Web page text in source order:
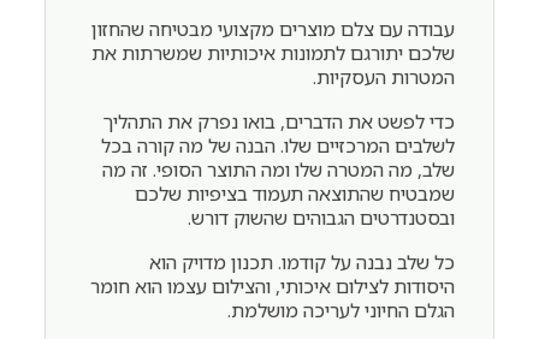
עבודה עם צלם מוצרים מקצועי מבטיחה שהחזון
שלכם יתורגם לתמונות איכותיות שמשרתות את
המטרות העסקיות.
כדי לפשט את הדברים, בואו נפרק את התהליך
לשלבים המרכזיים שלו. הבנה של מה קורה בכל
שלב, מה המטרה שלו ומה התוצר הסופי. זה מה
שמבטיח שהתוצאה תעמוד בציפיות שלכם
ובסטנדרטים הגבוהים שהשוק דורש.
כל שלב נבנה על קודמו. תכנון מדויק הוא
היסודות לצילום איכותי, והצילום עצמו הוא חומר
הגלם החיוני לעריכה מושלמת.